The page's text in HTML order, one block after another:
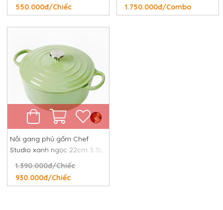
550.000đ/Chiếc
1.750.000đ/Combo
Nồi gang phủ gốm Chef
Studio xanh ngọc 22cm 3.3L
1.390.000đ/Chiếc
930.000đ/Chiếc